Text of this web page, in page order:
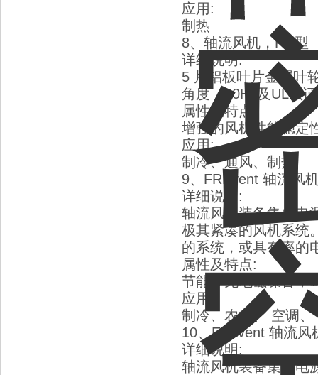
应用:
制热
8、轴流风机，FL型
详细说明:
5 片铝板叶片金属叶
角度， 60Hz 及 UL认
属性及特点
增强的风机性能稳定
应用:
制冷、通风、制热
9、 FREvent 轴流风
详细说明 :
轴流风机装备集成电
极其紧凑的风机系统
的系统，或具有 率的
属性及特点:
节能，无电磁噪音，
应用
制冷、农业、 空调、
10、ETAvent 轴流风
详细说明:
轴流风机装备集成电